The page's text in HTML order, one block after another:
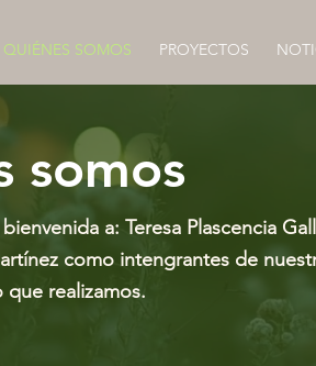
QUIÉNES SOMOS PROYECTOS
a: Teresa Plascencia
como intengrantes de
realizamos.
somos